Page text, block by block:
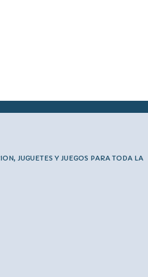
JUGUETES Y JUEGOS PARA TODA LA